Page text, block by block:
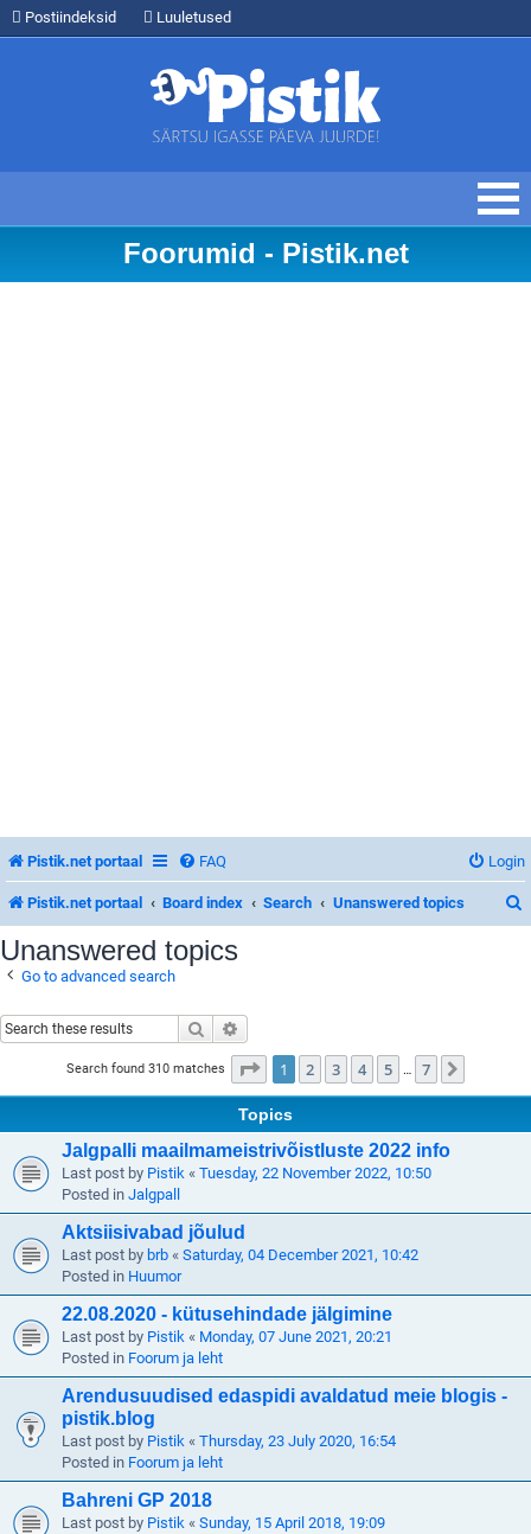
Postiindeksid Luuletused
Foorumid - Pistik.net
Pistik.net portaal FAQ Login
Pistik.net portaal Board index Search Unanswered topics
Unanswered topics
Go to advanced search
Search
Search found 310 matches Page 1of 7
1 2 3 4 5 … 7
Topics
Jalgpalli maailmameistrivõistluste 2022 info
Last post by Pistik « Tuesday, 22 November 2022, 10:50
Posted in Jalgpall
Aktsiisivabad jõulud
Last post by brb « Saturday, 04 December 2021, 10:42
Posted in Huumor
22.08.2020 - kütusehindade jälgimine
Last post by Pistik « Monday, 07 June 2021, 20:21
Posted in Foorum ja leht
Arendusuudised edaspidi avaldatud meie blogis -
pistik.blog
Last post by Pistik « Thursday, 23 July 2020, 16:54
Posted in Foorum ja leht
Bahreni GP 2018
Last post by Pistik « Sunday, 15 April 2018, 19:09